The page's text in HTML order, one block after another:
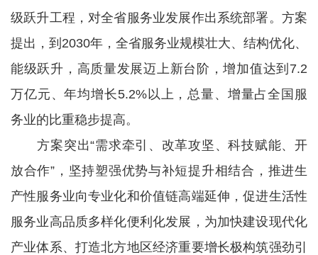
级跃升工程，对全省服务业发展作出系统部署。方案
提出，到2030年，全省服务业规模壮大、结构优化、
能级跃升，高质量发展迈上新台阶，增加值达到7.2
万亿元、年均增长5.2%以上，总量、增量占全国服
务业的比重稳步提高。
方案突出“需求牵引、改革攻坚、科技赋能、开
放合作”，坚持塑强优势与补短提升相结合，推进生
产性服务业向专业化和价值链高端延伸，促进生活性
服务业高品质多样化便利化发展，为加快建设现代化
产业体系、打造北方地区经济重要增长极构筑强劲引